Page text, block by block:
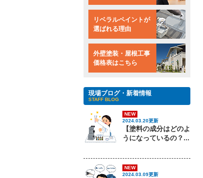
リベラルペイントが
選ばれる理由
外壁塗装・屋根工事
価格表はこちら
現場ブログ・新着情報
STAFF BLOG
NEW
2024.03.20更新
【塗料の成分はどのよ
うになっているの？...
NEW
2024.03.09更新